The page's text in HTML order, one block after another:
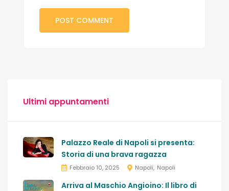
Ultimi appuntamenti
Palazzo Reale di Napoli si presenta:
Storia di una brava ragazza
Febbraio 10, 2025 Napoli Napoli
Arriva al Maschio Angioino: Il libro di